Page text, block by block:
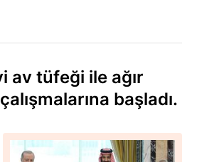
av tüfeği ile ağır
başladı.